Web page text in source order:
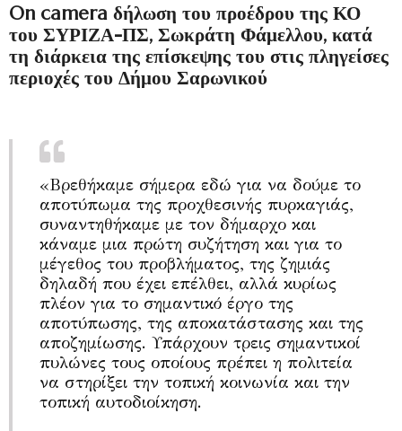
On camera δήλωση του προέδρου της ΚΟ
του ΣΥΡΙΖΑ-ΠΣ, Σωκράτη Φάμελλου, κατά
τη διάρκεια της επίσκεψης του στις πληγείσες
περιοχές του Δήμου Σαρωνικού
«Βρεθήκαμε σήμερα εδώ για να δούμε το
αποτύπωμα της προχθεσινής πυρκαγιάς,
συναντηθήκαμε με τον δήμαρχο και
κάναμε μια πρώτη συζήτηση και για το
μέγεθος του προβλήματος, της ζημιάς
δηλαδή που έχει επέλθει, αλλά κυρίως
πλέον για το σημαντικό έργο της
αποτύπωσης, της αποκατάστασης και της
αποζημίωσης. Υπάρχουν τρεις σημαντικοί
πυλώνες τους οποίους πρέπει η πολιτεία
να στηρίξει την τοπική κοινωνία και την
τοπική αυτοδιοίκηση.